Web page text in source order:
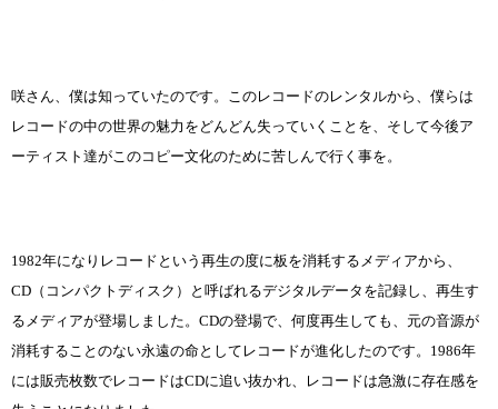
咲さん、僕は知っていたのです。このレコードのレンタルから、僕らは
レコードの中の世界の魅力をどんどん失っていくことを、そして今後ア
ーティスト達がこのコピー文化のために苦しんで行く事を。
1982年になりレコードという再生の度に板を消耗するメディアから、
CD（コンパクトディスク）と呼ばれるデジタルデータを記録し、再生す
るメディアが登場しました。CDの登場で、何度再生しても、元の音源が
消耗することのない永遠の命としてレコードが進化したのです。1986年
には販売枚数でレコードはCDに追い抜かれ、レコードは急激に存在感を